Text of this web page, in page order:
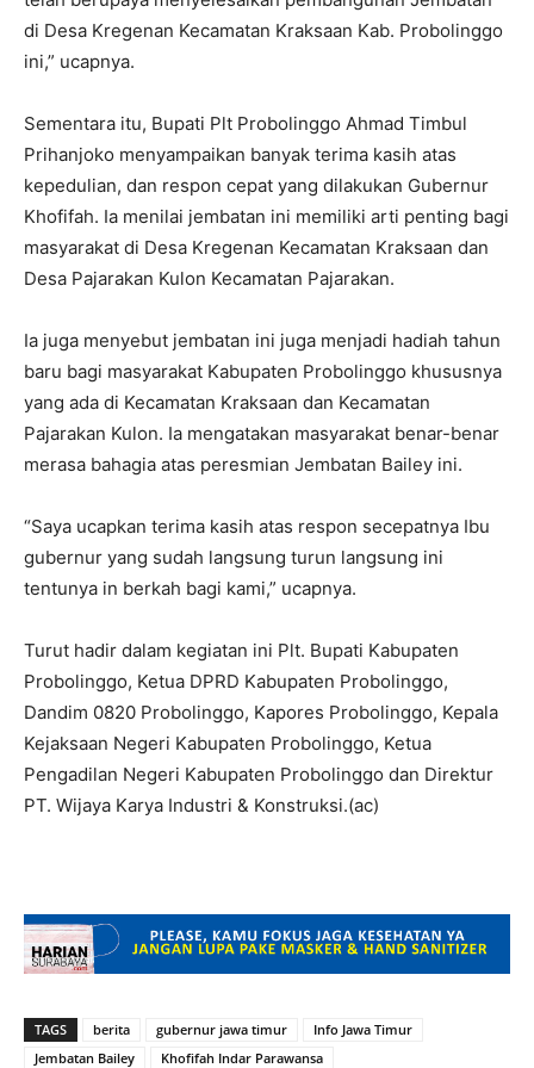
di Desa Kregenan Kecamatan Kraksaan Kab. Probolinggo
ini,” ucapnya.
Sementara itu, Bupati Plt Probolinggo Ahmad Timbul
Prihanjoko menyampaikan banyak terima kasih atas
kepedulian, dan respon cepat yang dilakukan Gubernur
Khofifah. Ia menilai jembatan ini memiliki arti penting bagi
masyarakat di Desa Kregenan Kecamatan Kraksaan dan
Desa Pajarakan Kulon Kecamatan Pajarakan.
Ia juga menyebut jembatan ini juga menjadi hadiah tahun
baru bagi masyarakat Kabupaten Probolinggo khususnya
yang ada di Kecamatan Kraksaan dan Kecamatan
Pajarakan Kulon. Ia mengatakan masyarakat benar-benar
merasa bahagia atas peresmian Jembatan Bailey ini.
“Saya ucapkan terima kasih atas respon secepatnya Ibu
gubernur yang sudah langsung turun langsung ini
tentunya in berkah bagi kami,” ucapnya.
Turut hadir dalam kegiatan ini Plt. Bupati Kabupaten
Probolinggo, Ketua DPRD Kabupaten Probolinggo,
Dandim 0820 Probolinggo, Kapores Probolinggo, Kepala
Kejaksaan Negeri Kabupaten Probolinggo, Ketua
Pengadilan Negeri Kabupaten Probolinggo dan Direktur
PT. Wijaya Karya Industri & Konstruksi.(ac)
TAGS berita gubernur jawa timur
Info Jawa Timur
Jembatan Bailey
Khofifah Indar Parawansa